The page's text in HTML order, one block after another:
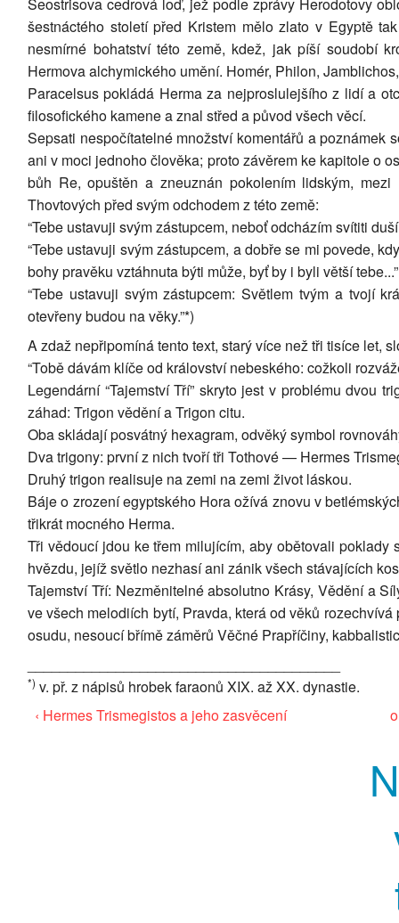
šestnáctého století před Kristem mělo zlato v Egyptě
nesmírné bohatství této země, kdež, jak píší soudobí
Hermova alchymického umění. Homér, Philon,
Paracelsus pokládá Herma za nejproslulejšího z lidí a
filosofického kamene a znal střed a původ všech věcí.
Sepsati nespočítatelné množství komentářů a
ani v moci jednoho člověka; proto závěrem ke kapitole o
bůh Re, opuštěn a zneuznán pokolením lidským,
Thovtových před svým odchodem z této země:
“Tebe ustavuji svým zástupcem, neboť odcházím svítiti
“Tebe ustavuji svým zástupcem, a dobře se mi povede,
bohy pravěku vztáhnuta býti může, byť by i byli větší tebe...”
“Tebe ustavuji svým zástupcem: Světlem tvým a tvojí
otevřeny budou na věky.”*)
A zdaž nepřipomíná tento text, starý více než tři tisíce let,
“Tobě dávám klíče od království nebeského: cožkoli
Legendární “Tajemství Tří” skryto jest v problému dvou
záhad: Trigon vědění a Trigon citu.
Oba skládají posvátný hexagram, odvěký symbol
Dva trigony: první z nich tvoří tři Tothové — Hermes
Druhý trigon realisuje na zemi na zemi život láskou.
Báje o zrození egyptského Hora ožívá znovu v
třikrát mocného Herma.
Tři vědoucí jdou ke třem milujícím, aby obětovali
hvězdu, jejíž světlo nezhasí ani zánik všech stávajících
Tajemství Tří: Nezměnitelné absolutno Krásy, Vědění a
ve všech melodiích bytí, Pravda, která od věků
osudu, nesoucí břímě záměrů Věčné Prapříčiny,
*) v. př. z nápisů hrobek faraonů XIX. až XX. dynastie.
‹ Hermes Trismegistos a jeho zasvěcení